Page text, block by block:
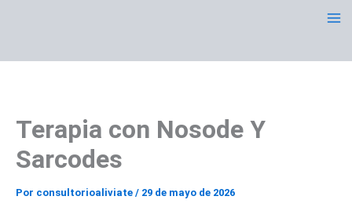
Terapia con Nosode Y
Sarcodes
Por consultorioaliviate / 29 de mayo de 2026